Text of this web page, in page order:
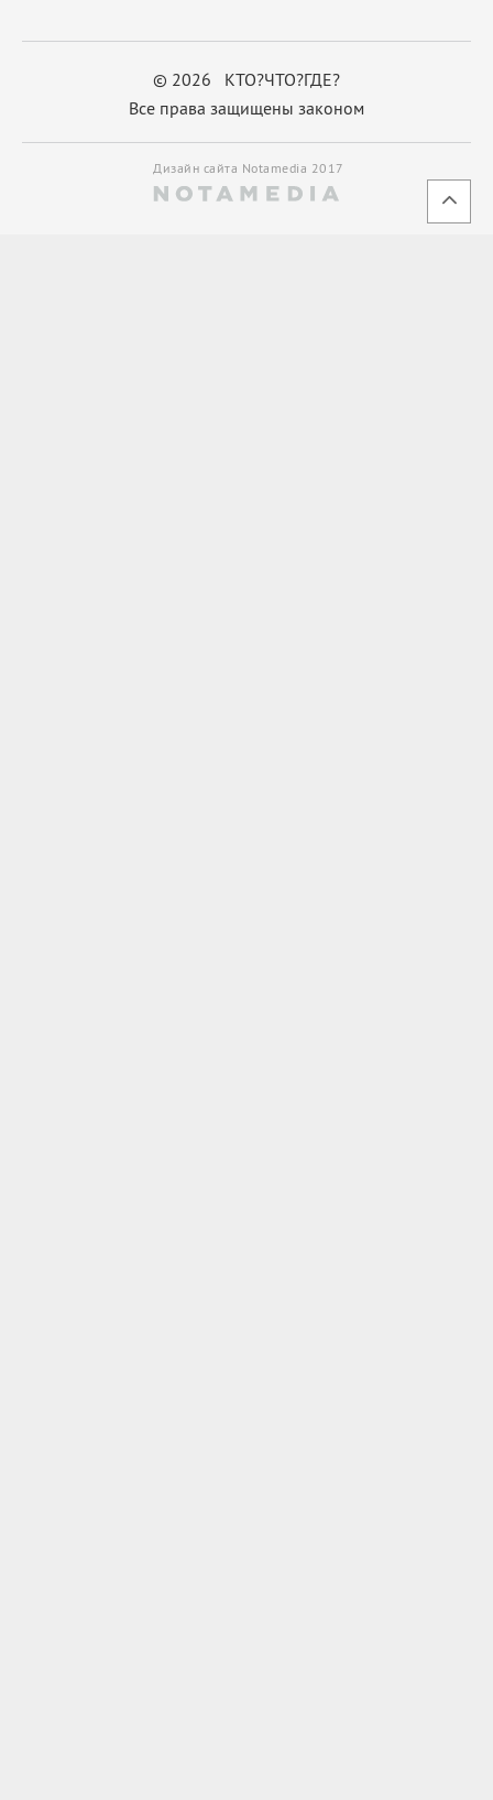
© 2026 КТО?ЧТО?ГДЕ?
Все права защищены законом
Дизайн сайта Notamedia 2017